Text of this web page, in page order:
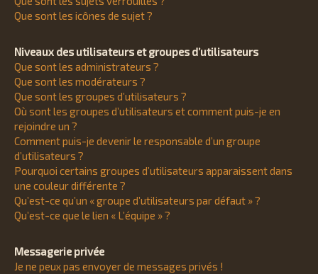
Que sont les icônes de sujet ?
Niveaux des utilisateurs et groupes d’utilisateurs
Que sont les administrateurs ?
Que sont les modérateurs ?
Que sont les groupes d’utilisateurs ?
Où sont les groupes d’utilisateurs et comment puis-je en
rejoindre un ?
Comment puis-je devenir le responsable d’un groupe
d’utilisateurs ?
Pourquoi certains groupes d’utilisateurs apparaissent dans
une couleur différente ?
Qu’est-ce qu’un « groupe d’utilisateurs par défaut » ?
Qu’est-ce que le lien « L’équipe » ?
Messagerie privée
Je ne peux pas envoyer de messages privés !